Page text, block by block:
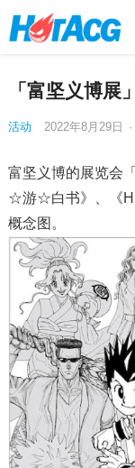
「富坚义博展
活动 2022年8月29日 ·
富坚义博的展览会
☆游☆白书》、《
概念图。